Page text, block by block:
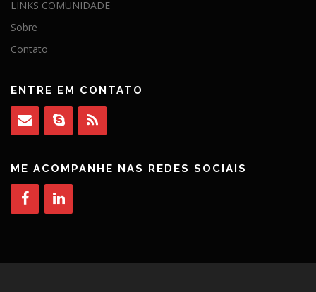
LINKS COMUNIDADE
Sobre
Contato
ENTRE EM CONTATO
ME ACOMPANHE NAS REDES SOCIAIS